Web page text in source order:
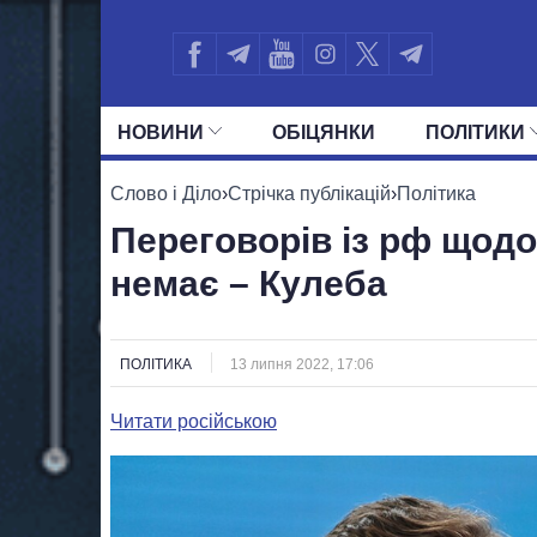
НОВИНИ ОБIЦЯНКИ ПОЛIТИКИ
УСІ ПОЛІТИКИ ПРЕЗИДЕНТ І ОФІС
Слово і Діло›Стрічка публікацій›Політика
Переговорів із рф
немає – Кулеба
ПОЛІТИКА 13 липня 2022, 17:06
Читати російською